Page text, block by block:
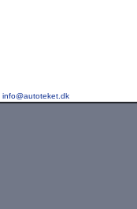
info@autoteket.dk